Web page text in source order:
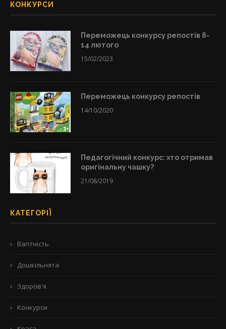
КОНКУРСИ
Переможець конкурсу репостів 8-
14 лютого
15/02/2023
Переможець конкурсу репостів
14/10/2020
Педагогічний конкурс: хто отримав
оригінальну чашку?
21/08/2019
КАТЕГОРІЇ
Вагітність
Дошкільнята
Здоров'я
Конкурси